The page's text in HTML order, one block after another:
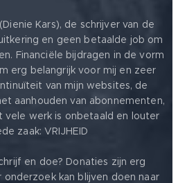
Kars), de schrijver van de
en geen betaalde job om
Financiële bijdragen in de vorm
erg belangrijk voor mij en zeer
van mijn websites, de
aanhouden van abonnementen,
werk is onbetaald en louter
zaak: VRIJHEID ❤️
en doe? Donaties zijn erg
kan blijven doen naar